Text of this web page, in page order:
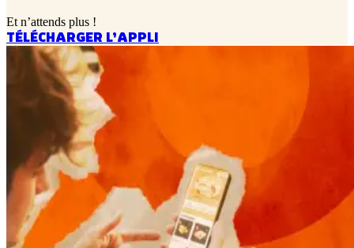
Et n’attends plus !
TÉLÉCHARGER L’APPLI